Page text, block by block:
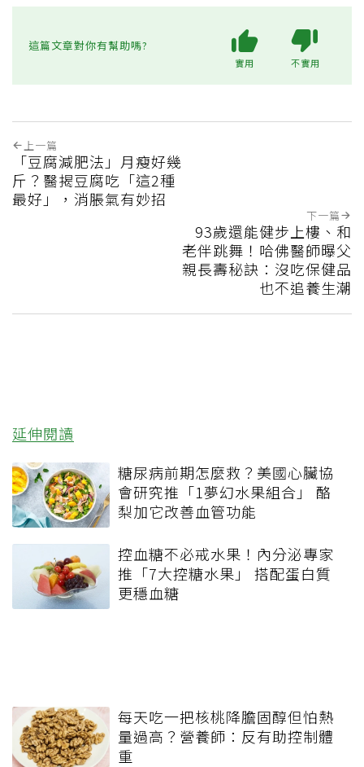
這篇文章對你有幫助嗎?
實用 不實用
上一篇
「豆腐減肥法」月瘦好幾
斤？醫揭豆腐吃「這2種
最好」，消脹氣有妙招
下一篇
93歲還能健步上樓、和
老伴跳舞！哈佛醫師曝父
親長壽秘訣：沒吃保健品
也不追養生潮
延伸閱讀
糖尿病前期怎麼救？美國心臟協
會研究推「1夢幻水果組合」 酪
梨加它改善血管功能
控血糖不必戒水果！內分泌專家
推「7大控糖水果」 搭配蛋白質
更穩血糖
每天吃一把核桃降膽固醇但怕熱
量過高？營養師：反有助控制體
重